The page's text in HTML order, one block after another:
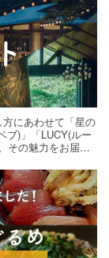
方にあわせて「星の
ブ)」「LUCY(ルー
その魅力をお届け